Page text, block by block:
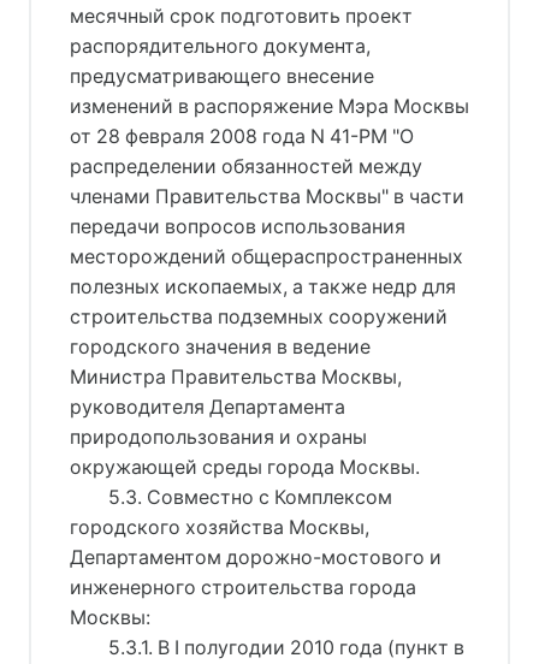
месячный срок подготовить проект
распорядительного документа,
предусматривающего внесение
изменений в распоряжение Мэра Москвы
от 28 февраля 2008 года N 41-РМ "О
распределении обязанностей между
членами Правительства Москвы" в части
передачи вопросов использования
месторождений общераспространенных
полезных ископаемых, а также недр для
строительства подземных сооружений
городского значения в ведение
Министра Правительства Москвы,
руководителя Департамента
природопользования и охраны
окружающей среды города Москвы.
5.3. Совместно с Комплексом
городского хозяйства Москвы,
Департаментом дорожно-мостового и
инженерного строительства города
Москвы:
5.3.1. В I полугодии 2010 года (пункт в